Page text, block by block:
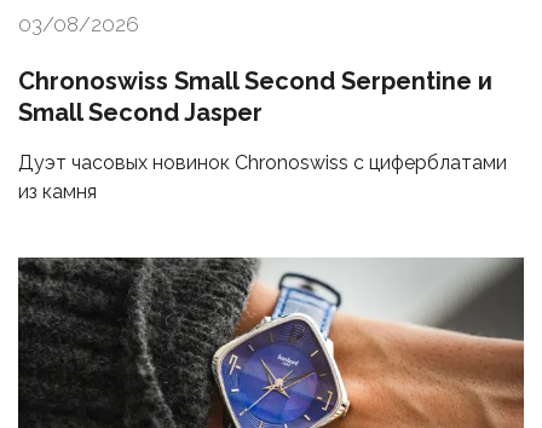
03/08/2026
Chronoswiss Small Second Serpentine и
Small Second Jasper
Дуэт часовых новинок Chronoswiss с циферблатами
из камня